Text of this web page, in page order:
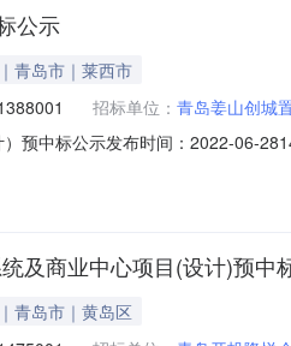
公示
青岛市｜莱西市
招标单位： 青岛姜山创城
预中标公示发布时间：2022-06-
：17685803817招标代理单位：青
及商业中心项目(设计)预中
青岛市｜黄岛区